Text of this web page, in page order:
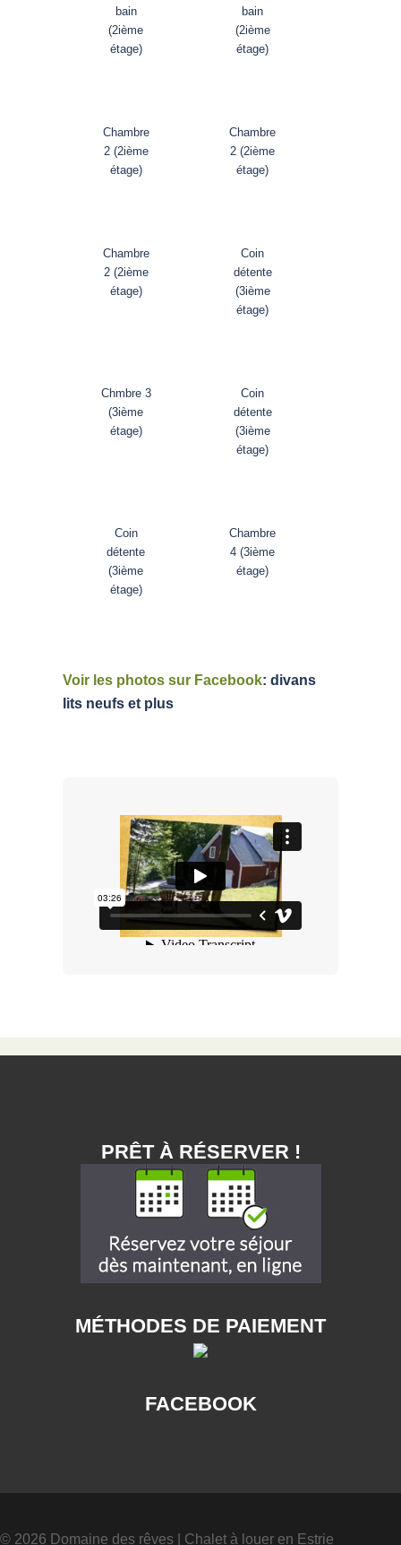
bain
(2ième
étage)
bain
(2ième
étage)
Chambre
2 (2ième
étage)
Chambre
2 (2ième
étage)
Chambre
2 (2ième
étage)
Coin
détente
(3ième
étage)
Chmbre 3
(3ième
étage)
Coin
détente
(3ième
étage)
Coin
détente
(3ième
étage)
Chambre
4 (3ième
étage)
Voir les photos sur Facebook: divans
lits neufs et plus
PRÊT À RÉSERVER !
MÉTHODES DE PAIEMENT
FACEBOOK
© 2026 Domaine des rêves Chalet à louer en Estrie